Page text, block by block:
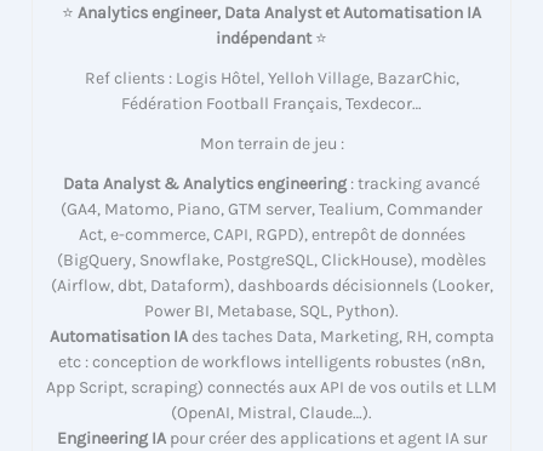
⭐ Analytics engineer, Data Analyst et Automatisation IA
indépendant⭐
Ref clients : Logis Hôtel, Yelloh Village, BazarChic,
Fédération Football Français, Texdecor…
Mon terrain de jeu :
Data Analyst & Analytics engineering : tracking avancé
(GA4, Matomo, Piano, GTM server, Tealium, Commander
Act, e-commerce, CAPI, RGPD), entrepôt de données
(BigQuery, Snowflake, PostgreSQL, ClickHouse), modèles
(Airflow, dbt, Dataform), dashboards décisionnels (Looker,
Power BI, Metabase, SQL, Python).
Automatisation IAdes taches Data, Marketing, RH, compta
etc : conception de workflows intelligents robustes (n8n,
App Script, scraping) connectés aux API de vos outils et LLM
(OpenAI, Mistral, Claude…).
Engineering IApour créer des applications et agent IA sur